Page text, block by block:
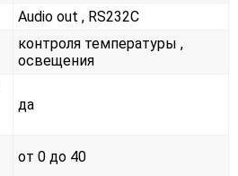
Audio out , RS232С
контроля температуры ,
освещения
да
от 0 до 40